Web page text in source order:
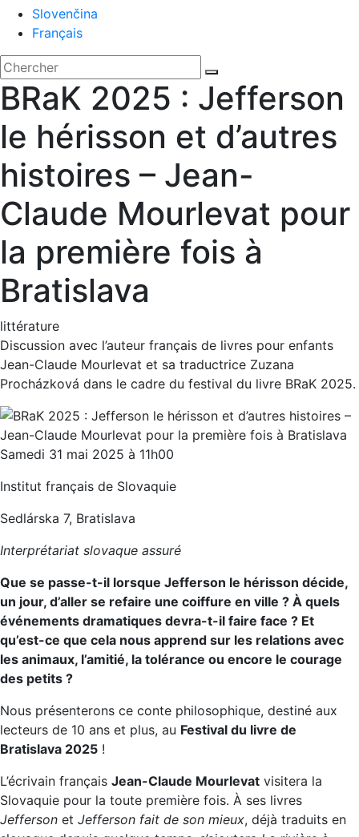
Slovenčina
Français
'.__('Search').'
Fermer
Rechercher:
BRaK 2025 : Jefferson
le hérisson et d’autres
histoires – Jean-
Claude Mourlevat pour
la première fois à
Bratislava
littérature
Discussion avec l’auteur français de livres pour enfants
Jean-Claude Mourlevat et sa traductrice Zuzana
Procházková dans le cadre du festival du livre BRaK 2025.
Samedi 31 mai 2025 à 11h00
Institut français de Slovaquie
Sedlárska 7, Bratislava
Interprétariat slovaque assuré
Que se passe-t-il lorsque Jefferson le hérisson décide,
un jour, d’aller se refaire une coiffure en ville ? À quels
événements dramatiques devra-t-il faire face ? Et
qu’est-ce que cela nous apprend sur les relations avec
les animaux, l’amitié, la tolérance ou encore le courage
des petits ?
Nous présenterons ce conte philosophique, destiné aux
lecteurs de 10 ans et plus, au Festival du livre de
Bratislava 2025 !
L’écrivain français Jean-Claude Mourlevat visitera la
Slovaquie pour la toute première fois. À ses livres
Jefferson et Jefferson fait de son mieux, déjà traduits en